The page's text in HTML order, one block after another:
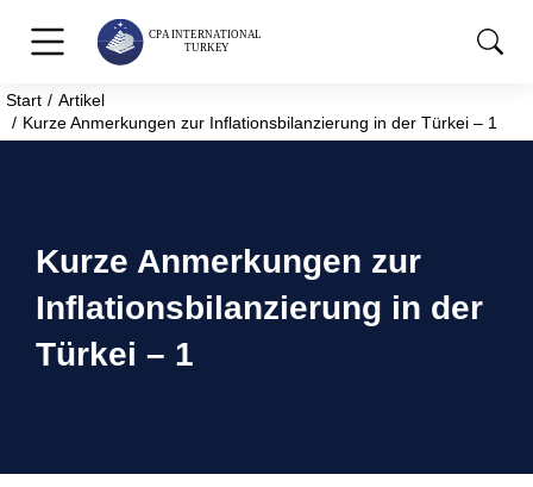
Sie befinden sich hier:
Start
Artikel
Kurze Anmerkungen zur Inflationsbilanzierung in der Türkei – 1
Kurze Anmerkungen zur
Inflationsbilanzierung in der
Türkei – 1